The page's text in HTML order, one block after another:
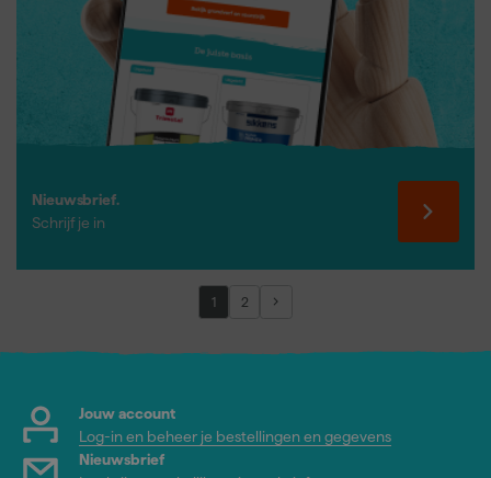
Nieuwsbrief.
Schrijf je in
1 2
Jouw account
Log-in en beheer je bestellingen en gegevens
Nieuwsbrief